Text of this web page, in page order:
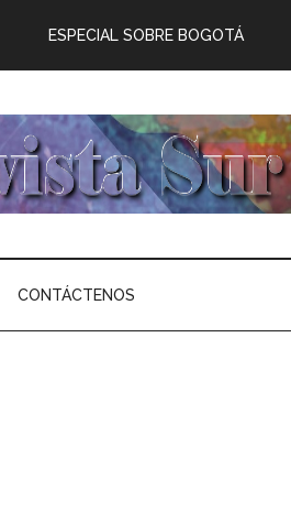
ESPECIAL SOBRE BOGOTÁ
CONTÁCTENOS